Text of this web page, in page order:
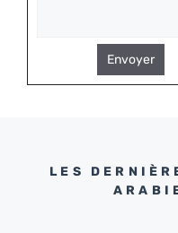
Envoyer
LES